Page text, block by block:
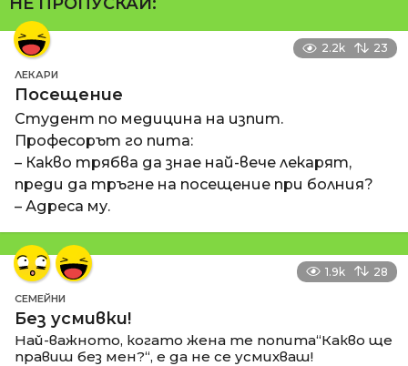
2.2k 23
ЛЕКАРИ
Посещение
Студент по медицина на изпит.
Професорът го пита:
– Какво трябва да знае най-вече лекарят,
преди да тръгне на посещение при болния?
– Адреса му.
1.9k 28
СЕМЕЙНИ
Без усмивки!
Най-важното, когато жена те попита“Какво ще
правиш без мен?“, е да не се усмихваш!